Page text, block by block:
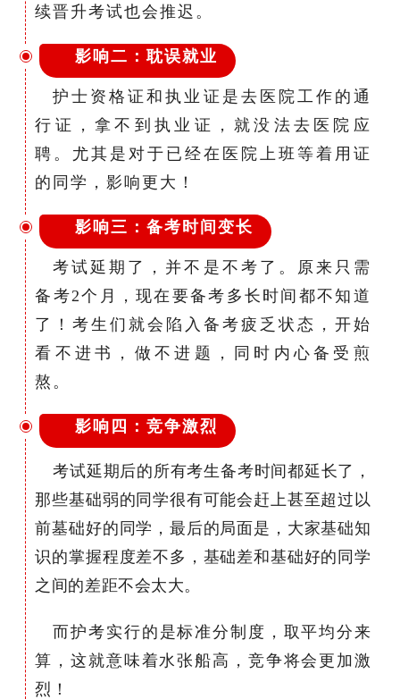
续晋升考试也会推迟。
影响二：耽误就业
护士资格证和执业证是去医院工作的通
行证，拿不到执业证，就没法去医院应
聘。尤其是对于已经在医院上班等着用证
的同学，影响更大！
影响三：备考时间变长
考试延期了，并不是不考了。原来只需
备考2个月，现在要备考多长时间都不知道
了！考生们就会陷入备考疲乏状态，开始
看不进书，做不进题，同时内心备受煎
熬。
影响四：竞争激烈
考试延期后的所有考生备考时间都延长了，
那些基础弱的同学很有可能会赶上甚至超过以
前墓础好的同学，最后的局面是，大家基础知
识的掌握程度差不多，基础差和基础好的同学
之间的差距不会太大。
而护考实行的是标准分制度，取平均分来
算，这就意味着水张船高，竞争将会更加激
烈！